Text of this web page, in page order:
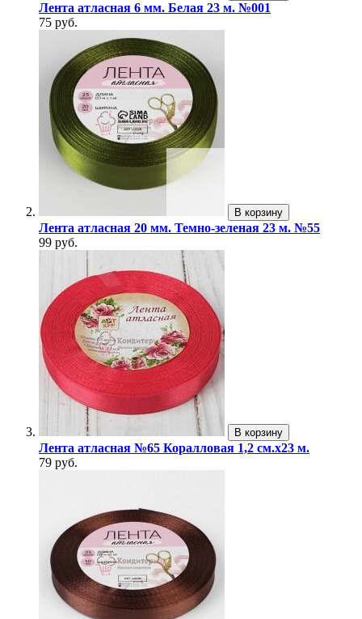
Лента атласная 6 мм. Белая 23 м. №001
75 руб.
В корзину
Лента атласная 20 мм. Темно-зеленая 23 м. №55
99 руб.
В корзину
Лента атласная №65 Коралловая 1,2 см.х23 м.
79 руб.